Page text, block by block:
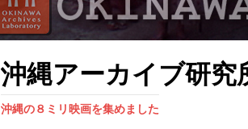
沖縄アーカイブ研究
沖縄の８ミリ映画を集めました